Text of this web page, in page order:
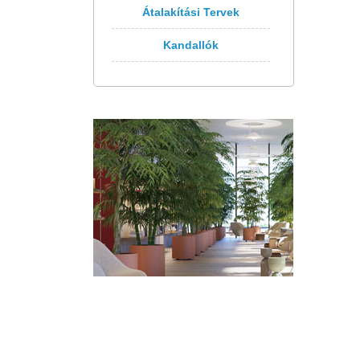
Átalakítási Tervek
Kandallók